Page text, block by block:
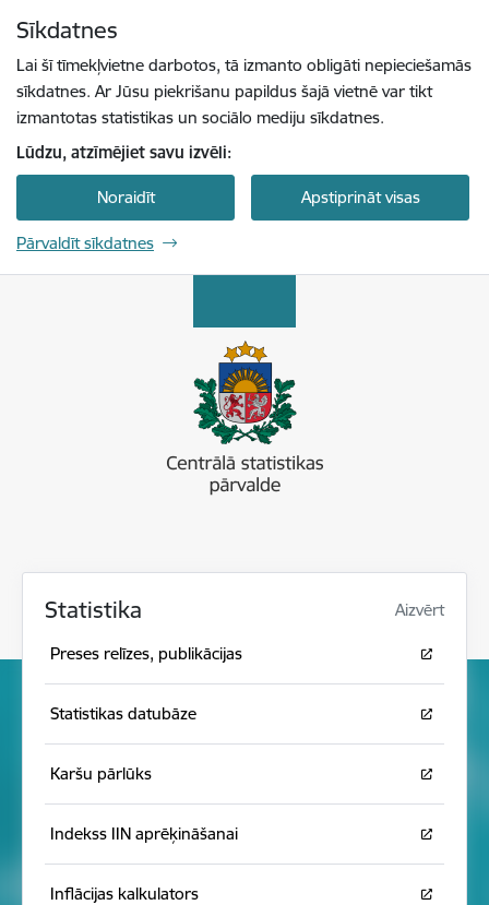
Sīkdatnes
Lai šī tīmekļvietne darbotos, tā izmanto obligāti nepieciešamās
sīkdatnes. Ar Jūsu piekrišanu papildus šajā vietnē var tikt
izmantotas statistikas un sociālo mediju sīkdatnes.
Lūdzu, atzīmējiet savu izvēli:
Noraidīt Apstiprināt visas
Pārvaldīt sīkdatnes
Statistika Aizvērt
Preses relīzes, publikācijas
Statistikas datubāze
Karšu pārlūks
Indekss IIN aprēķināšanai
Inflācijas kalkulators